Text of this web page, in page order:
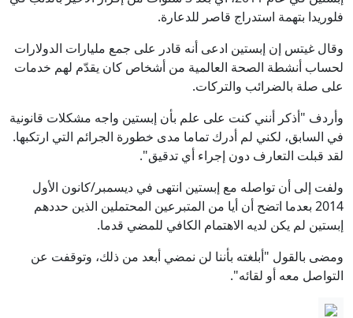
فلوريدا بتهمة استدراج قاصر للدعارة.
وقال غيتس إن إبستين ادعى أنه قادر على جمع مليارات الدولارات
لحساب أنشطة الصحة العالمية من أشخاص كان يقدّم لهم خدمات
على صلة بالضرائب والتركات.
وأردف "أذكر أنني كنت على علم بأن إبستين واجه مشكلات قانونية
في السابق، لكني لم أدرك تماما مدى خطورة الجرائم التي ارتكبها.
لقد قبلت التعارف دون إجراء أي تدقيق".
ولفت إلى أن تواصله مع إبستين انتهى في ديسمبر/كانون الأول
2014 بعدما اتضح أن أيا من المتبرعين المحتملين الذين حددهم
إبستين لم يكن لديه الاهتمام الكافي للمضي قدما.
ومضى بالقول "أبلغته بأننا لن نمضي أبعد من ذلك، وتوقفت عن
التواصل معه أو لقائه".